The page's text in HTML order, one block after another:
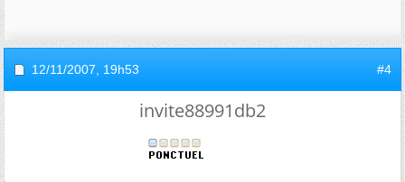
12/11/2007, 19h53 #4
invite88991db2